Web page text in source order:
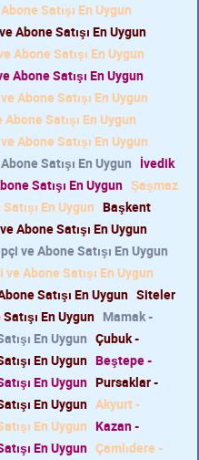
Satışı En Uygun
Abone Satışı En Uygun
Abone Satışı En Uygun
Abone Satışı En Uygun
Abone Satışı En Uygun
Satışı En Uygun
Abone Satışı En Uygun
Satışı En Uygun İvedik
Satışı En Uygun Şaşmaz
En Uygun Başkent
Abone Satışı En Uygun
ve Abone Satışı En Uygun
Abone Satışı En Uygun
Satışı En Uygun Siteler
En Uygun Mamak -
En Uygun Çubuk -
En Uygun Beştepe -
En Uygun Pursaklar -
En Uygun Akyurt -
En Uygun Kazan -
En Uygun Çamlıdere -